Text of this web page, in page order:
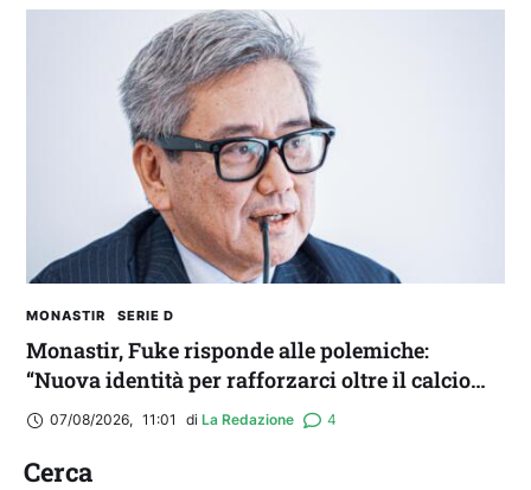
MONASTIR SERIE D
Monastir, Fuke risponde alle polemiche:
“Nuova identità per rafforzarci oltre il calcio
locale”
07/08/2026, 11:01 di La Redazione 4
Cerca